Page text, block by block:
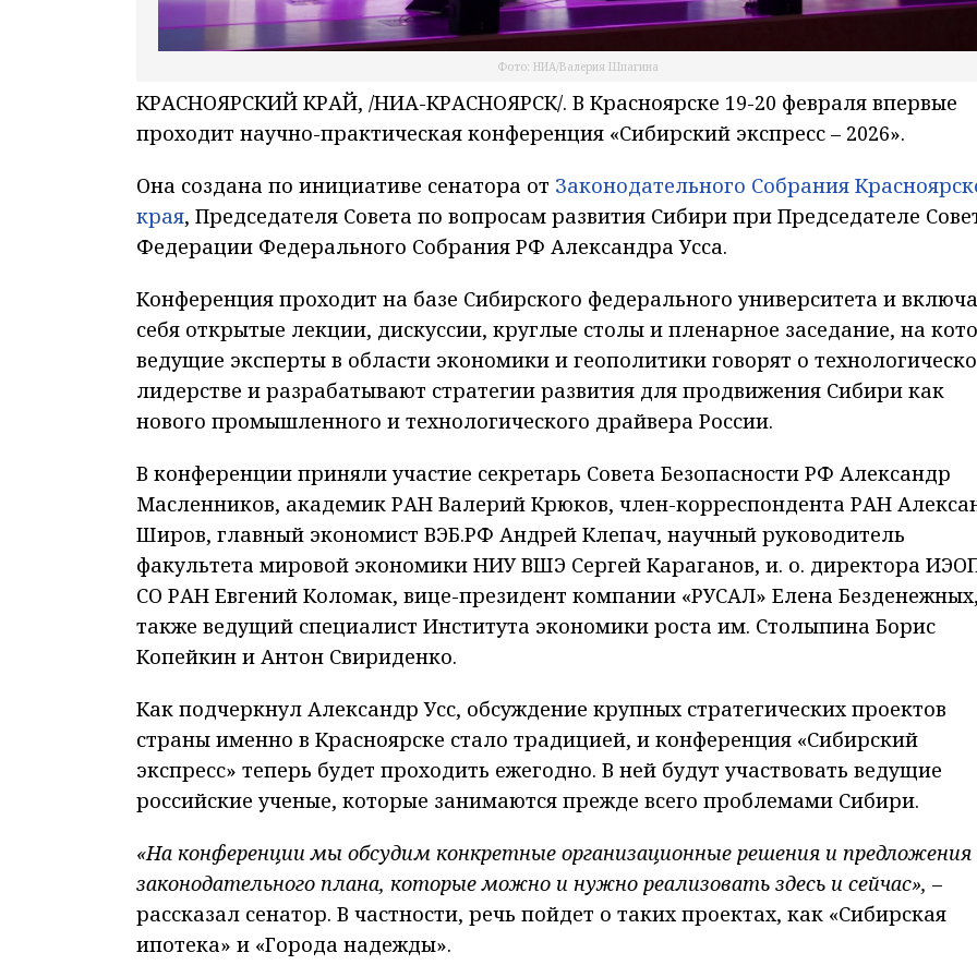
Фото: НИА/Валерия Шпагина
КРАСНОЯРСКИЙ КРАЙ, /НИА-КРАСНОЯРСК/. В Красноярске 19-20 февраля впервые
проходит научно-практическая конференция «Сибирский экспресс – 2026».
Она создана по инициативе сенатора от Законодательного Собрания
края, Председателя Совета по вопросам развития Сибири при Председателе
Федерации Федерального Собрания РФ Александра Усса.
Конференция проходит на базе Сибирского федерального университета и
себя открытые лекции, дискуссии, круглые столы и пленарное заседание, на
ведущие эксперты в области экономики и геополитики говорят о
лидерстве и разрабатывают стратегии развития для продвижения Сибири как
нового промышленного и технологического драйвера России.
В конференции приняли участие секретарь Совета Безопасности РФ Александр
Масленников, академик РАН Валерий Крюков, член-корреспондента РАН
Широв, главный экономист ВЭБ.РФ Андрей Клепач, научный руководитель
факультета мировой экономики НИУ ВШЭ Сергей Караганов, и. о. директора
СО РАН Евгений Коломак, вице-президент компании «РУСАЛ» Елена
также ведущий специалист Института экономики роста им. Столыпина Борис
Копейкин и Антон Свириденко.
Как подчеркнул Александр Усс, обсуждение крупных стратегических проектов
страны именно в Красноярске стало традицией, и конференция «Сибирский
экспресс» теперь будет проходить ежегодно. В ней будут участвовать ведущие
российские ученые, которые занимаются прежде всего проблемами Сибири.
«На конференции мы обсудим конкретные организационные решения и предложения
законодательного плана, которые можно и нужно реализовать здесь и сейчас», –
рассказал сенатор. В частности, речь пойдет о таких проектах, как «Сибирская
ипотека» и «Города надежды».